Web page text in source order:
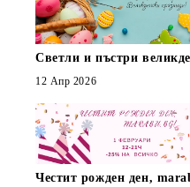
Светли и пъстри
12 Апр 2026
Честит рожден ден,